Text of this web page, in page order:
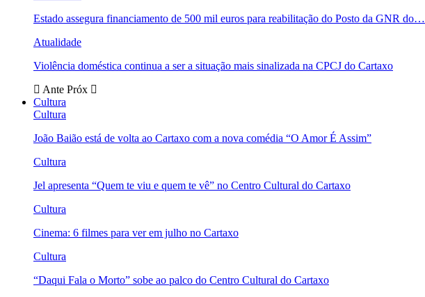
Estado assegura financiamento de 500 mil euros para reabilitação do Posto da GNR do…
Atualidade
Violência doméstica continua a ser a situação mais sinalizada na CPCJ do Cartaxo
Ante Próx
Cultura
Cultura
João Baião está de volta ao Cartaxo com a nova comédia “O Amor É Assim”
Cultura
Jel apresenta “Quem te viu e quem te vê” no Centro Cultural do Cartaxo
Cultura
Cinema: 6 filmes para ver em julho no Cartaxo
Cultura
“Daqui Fala o Morto” sobe ao palco do Centro Cultural do Cartaxo